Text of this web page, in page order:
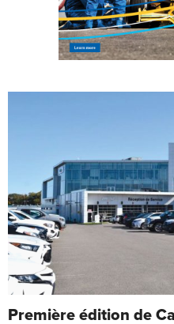
Première édition de